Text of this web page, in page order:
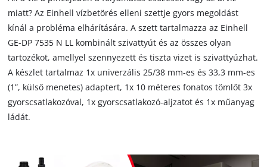
miatt? Az Einhell vízbetörés elleni szettje gyors megoldást
kínál a probléma elhárítására. A szett tartalmazza az Einhell
GE-DP 7535 N LL kombinált szivattyút és az összes olyan
tartozékot, amellyel szennyezett és tiszta vizet is szivattyúzhat.
A készlet tartalmaz 1x univerzális 25/38 mm-es és 33,3 mm-es
(1”, külső menetes) adaptert, 1x 10 méteres fonatos tömlőt 3x
gyorscsatlakozóval, 1x gyorscsatlakozó-aljzatot és 1x műanyag
ládát.